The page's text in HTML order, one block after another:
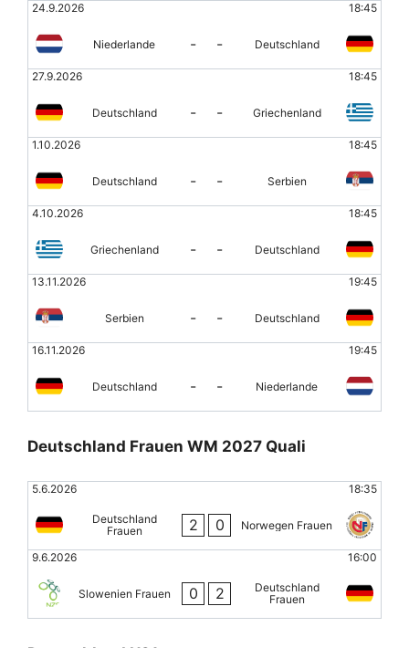
24.9.2026 18:45
Niederlande - - Deutschland
27.9.2026 18:45
Deutschland - - Griechenland
1.10.2026 18:45
Deutschland - - Serbien
4.10.2026 18:45
Griechenland - - Deutschland
13.11.2026 19:45
Serbien - - Deutschland
16.11.2026 19:45
Deutschland - - Niederlande
Deutschland Frauen WM 2027 Quali
5.6.2026 18:35
Deutschland
Frauen
2 0 Norwegen Frauen
9.6.2026 16:00
Slowenien Frauen 0 2
Deutschland
Frauen